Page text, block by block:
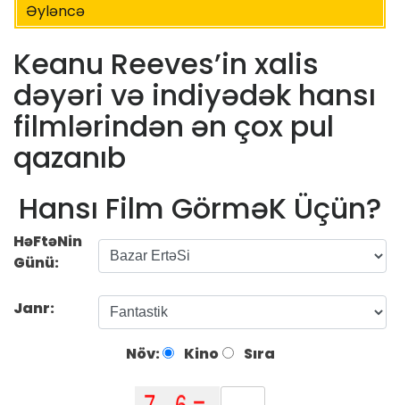
Əyləncə
Keanu Reeves’in xalis
dəyəri və indiyədək hansı
filmlərindən ən çox pul
qazanıb
Hansı Film GörməK Üçün?
HəFtəNin
Günü:
Janr:
Növ: Kino Sıra